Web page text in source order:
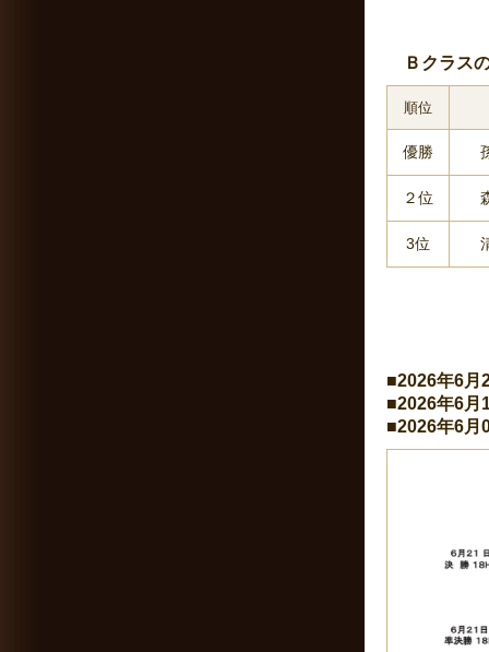
Ｂクラス
順位
優勝
２位
3位
■2026年6
■2026年6
■2026年6